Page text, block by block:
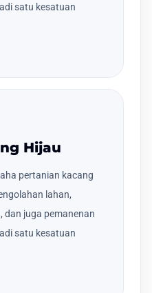
satu kesatuan
Hijau
pertanian kacang
lahan,
dan juga pemanenan
satu kesatuan